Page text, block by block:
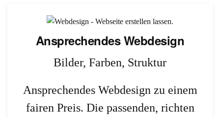
Ansprechendes Webdesign
Bilder, Farben, Struktur
Ansprechendes Webdesign zu einem
fairen Preis. Die passenden, richten